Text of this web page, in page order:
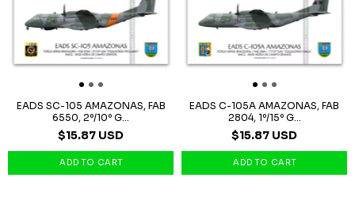
EADS SC-105 AMAZONAS, FAB
6550, 2º/10º G...
$15.87 USD
EADS C-105A AMAZONAS, FAB
2804, 1º/15º G...
$15.87 USD